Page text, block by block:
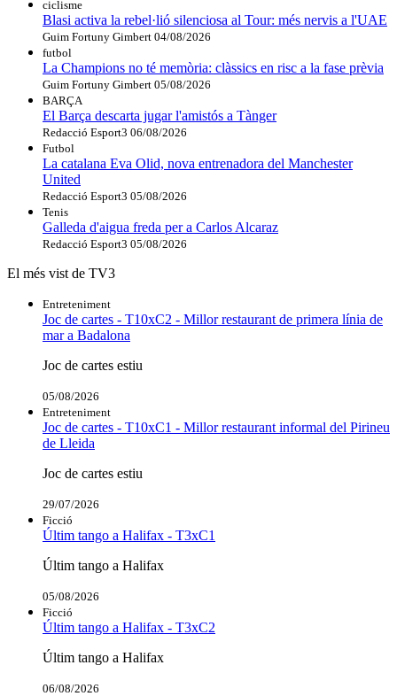
ciclisme
Blasi activa la rebel·lió silenciosa al Tour: més nervis a l'UAE
Guim Fortuny Gimbert 04/08/2026
futbol
La Champions no té memòria: clàssics en risc a la fase prèvia
Guim Fortuny Gimbert 05/08/2026
BARÇA
El Barça descarta jugar l'amistós a Tànger
Redacció Esport3 06/08/2026
Futbol
La catalana Eva Olid, nova entrenadora del Manchester
United
Redacció Esport3 05/08/2026
Tenis
Galleda d'aigua freda per a Carlos Alcaraz
Redacció Esport3 05/08/2026
El més vist de TV3
Entreteniment
Joc de cartes - T10xC2 - Millor restaurant de primera línia de
mar a Badalona
Joc de cartes estiu
05/08/2026
Entreteniment
Joc de cartes - T10xC1 - Millor restaurant informal del Pirineu
de Lleida
Joc de cartes estiu
29/07/2026
Ficció
Últim tango a Halifax - T3xC1
Últim tango a Halifax
05/08/2026
Ficció
Últim tango a Halifax - T3xC2
Últim tango a Halifax
06/08/2026